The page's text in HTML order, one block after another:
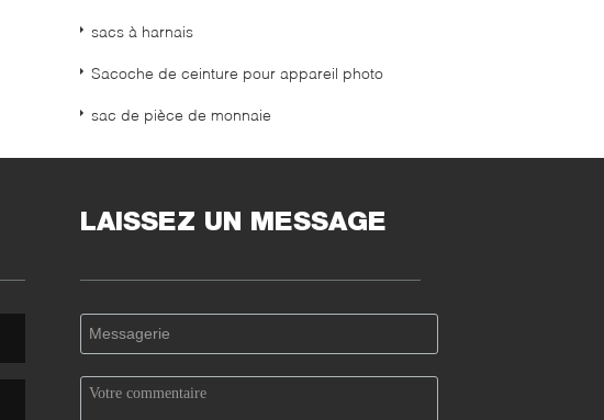
sacs à harnais
Sacoche de ceinture pour appareil photo
sac de pièce de monnaie
LAISSEZ UN MESSAGE